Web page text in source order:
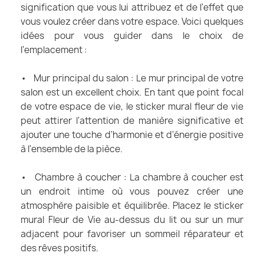
signification que vous lui attribuez et de l'effet que
vous voulez créer dans votre espace. Voici quelques
idées pour vous guider dans le choix de
l'emplacement :
• Mur principal du salon : Le mur principal de votre
salon est un excellent choix. En tant que point focal
de votre espace de vie, le sticker mural fleur de vie
peut attirer l'attention de manière significative et
ajouter une touche d'harmonie et d'énergie positive
à l'ensemble de la pièce.
• Chambre à coucher : La chambre à coucher est
un endroit intime où vous pouvez créer une
atmosphère paisible et équilibrée. Placez le sticker
mural Fleur de Vie au-dessus du lit ou sur un mur
adjacent pour favoriser un sommeil réparateur et
des rêves positifs.